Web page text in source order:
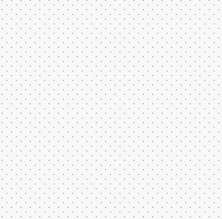
Охота в
Все права на флеш игры принадлежат их